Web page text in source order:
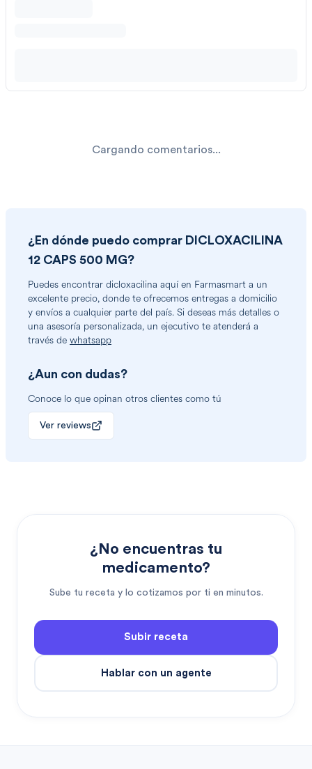
Cargando comentarios...
¿En dónde puedo comprar DICLOXACILINA
12 CAPS 500 MG?
Puedes encontrar dicloxacilina aquí en Farmasmart a un
excelente precio, donde te ofrecemos entregas a domicilio
y envíos a cualquier parte del país. Si deseas más detalles o
una asesoría personalizada, un ejecutivo te atenderá a
través de whatsapp
¿Aun con dudas?
Conoce lo que opinan otros clientes como tú
Ver reviews
¿No encuentras tu
medicamento?
Sube tu receta y lo cotizamos por ti en minutos.
Subir receta
Hablar con un agente